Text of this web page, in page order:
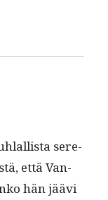
ser­e­
että Van­
hän jäävi